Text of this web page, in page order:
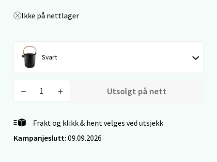
Ikke på nettlager
Svart
Utsolgt på nett
Frakt og klikk & hent velges ved utsjekk
Kampanjeslutt: 09.09.2026
Oslo - Linderud
0 i butikk
Velg
Bryne/Jæren - M44